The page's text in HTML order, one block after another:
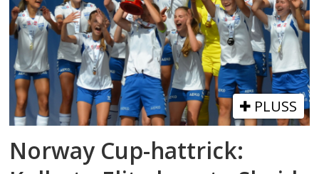
PLUSS
Norway Cup-hattrick: